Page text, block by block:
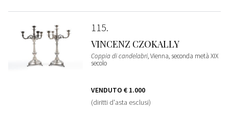
115
VINCENZ CZOKALLY
Coppia di candelabri, Vienna, seconda metà XIX
secolo
VENDUTO € 1.000
(diritti d'asta esclusi)